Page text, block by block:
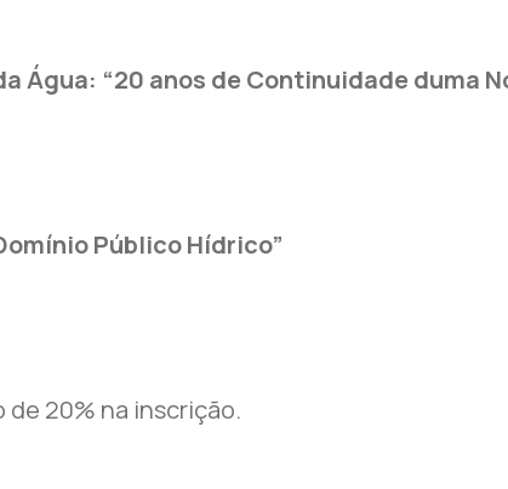
Água: “20 anos de Continuidade duma
Público Hídrico”
de 20% na inscrição.